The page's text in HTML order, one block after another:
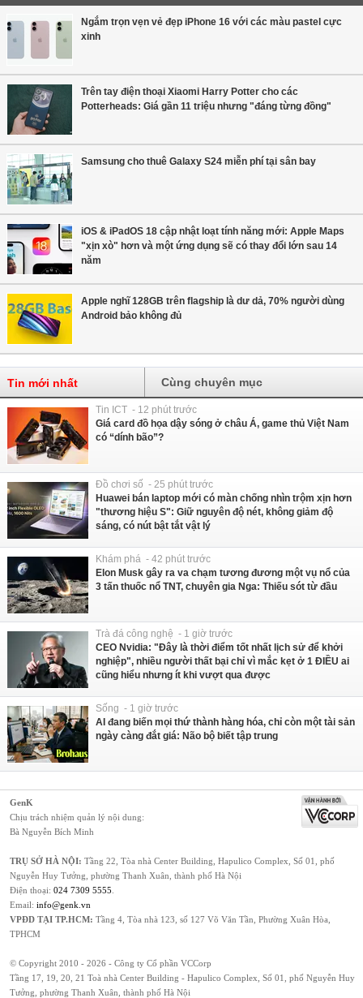
Ngắm trọn vẹn vẻ đẹp iPhone 16 với các màu pastel cực
xinh
Trên tay điện thoại Xiaomi Harry Potter cho các
Potterheads: Giá gần 11 triệu nhưng "đáng từng đồng"
Samsung cho thuê Galaxy S24 miễn phí tại sân bay
iOS & iPadOS 18 cập nhật loạt tính năng mới: Apple Maps
"xịn xò" hơn và một ứng dụng sẽ có thay đổi lớn sau 14
năm
Apple nghĩ 128GB trên flagship là dư dả, 70% người dùng
Android bảo không đủ
Tin mới nhất Cùng chuyên mục
Tin ICT - 12 phút trước
Giá card đồ họa dậy sóng ở châu Á, game thủ Việt Nam
có “dính bão”?
Đồ chơi số - 25 phút trước
Huawei bán laptop mới có màn chống nhìn trộm xịn hơn
"thương hiệu S": Giữ nguyên độ nét, không giảm độ
sáng, có nút bật tắt vật lý
Khám phá - 42 phút trước
Elon Musk gây ra va chạm tương đương một vụ nổ của
3 tấn thuốc nổ TNT, chuyên gia Nga: Thiếu sót từ đầu
Trà đá công nghệ - 1 giờ trước
CEO Nvidia: "Đây là thời điểm tốt nhất lịch sử để khởi
nghiệp", nhiều người thất bại chỉ vì mắc kẹt ở 1 ĐIỀU ai
cũng hiểu nhưng ít khi vượt qua được
Sống - 1 giờ trước
AI đang biến mọi thứ thành hàng hóa, chỉ còn một tài sản
ngày càng đắt giá: Não bộ biết tập trung
GenK
Chịu trách nhiệm quản lý nội dung:
Bà Nguyễn Bích Minh
TRỤ SỞ HÀ NỘI: Tầng 22, Tòa nhà Center Building, Hapulico Complex, Số 01, phố
Nguyễn Huy Tưởng, phường Thanh Xuân, thành phố Hà Nội
Điện thoại: 024 7309 5555
Email: info@genk.vn
VPĐD TẠI TP.HCM: Tầng 4, Tòa nhà 123, số 127 Võ Văn Tần, Phường Xuân Hòa,
TPHCM
© Copyright 2010 - 2026 - Công ty Cổ phần VCCorp
Tầng 17, 19, 20, 21 Toà nhà Center Building - Hapulico Complex, Số 01, phố Nguyễn Huy
Tưởng, phường Thanh Xuân, thành phố Hà Nội